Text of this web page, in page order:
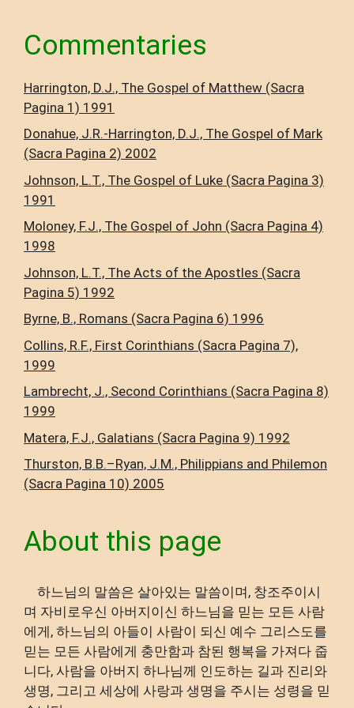
Commentaries
Harrington, D.J., The Gospel of Matthew (Sacra
Pagina 1) 1991
Donahue, J.R.-Harrington, D.J., The Gospel of Mark
(Sacra Pagina 2) 2002
Johnson, L.T., The Gospel of Luke (Sacra Pagina 3)
1991
Moloney, F.J., The Gospel of John (Sacra Pagina 4)
1998
Johnson, L.T., The Acts of the Apostles (Sacra
Pagina 5) 1992
Byrne, B., Romans (Sacra Pagina 6) 1996
Collins, R.F., First Corinthians (Sacra Pagina 7),
1999
Lambrecht, J., Second Corinthians (Sacra Pagina 8)
1999
Matera, F.J., Galatians (Sacra Pagina 9) 1992
Thurston, B.B.–Ryan, J.M., Philippians and Philemon
(Sacra Pagina 10) 2005
About this page
하느님의 말씀은 살아있는 말씀이며, 창조주이시
며 자비로우신 아버지이신 하느님을 믿는 모든 사람
에게, 하느님의 아들이 사람이 되신 예수 그리스도를
믿는 모든 사람에게 충만함과 참된 행복을 가져다 줍
니다, 사람을 아버지 하나님께 인도하는 길과 진리와
생명, 그리고 세상에 사랑과 생명을 주시는 성령을 믿